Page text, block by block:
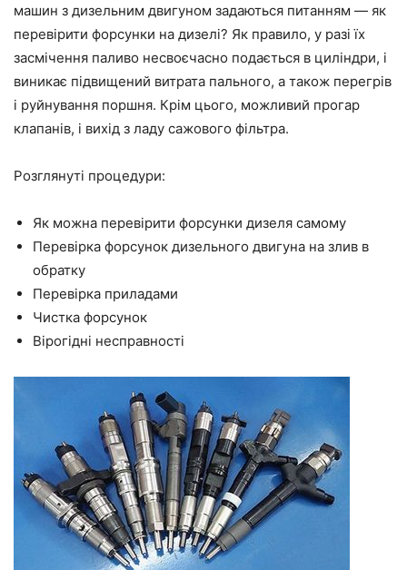
машин з дизельним двигуном задаються питанням — як
перевірити форсунки на дизелі? Як правило, у разі їх
засмічення паливо несвоєчасно подається в циліндри, і
виникає підвищений витрата пального, а також перегрів
і руйнування поршня. Крім цього, можливий прогар
клапанів, і вихід з ладу сажового фільтра.
Розглянуті процедури:
Як можна перевірити форсунки дизеля самому
Перевірка форсунок дизельного двигуна на злив в
обратку
Перевірка приладами
Чистка форсунок
Вірогідні несправності